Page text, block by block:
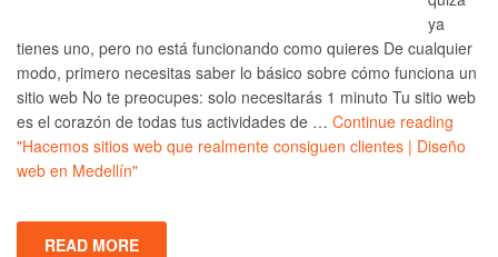
ya
tienes uno, pero no está funcionando como quieres De cualquier
modo, primero necesitas saber lo básico sobre cómo funciona un
sitio web No te preocupes: solo necesitarás 1 minuto Tu sitio web
es el corazón de todas tus actividades de … Continue reading
"Hacemos sitios web que realmente consiguen clientes | Diseño
web en Medellín"
READ MORE